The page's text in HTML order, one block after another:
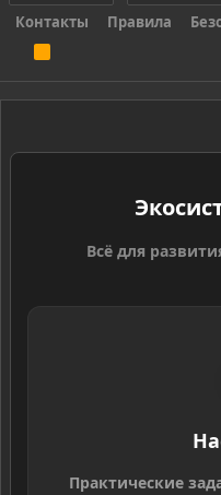
Контакты
Правила
S
Всё для
Практические